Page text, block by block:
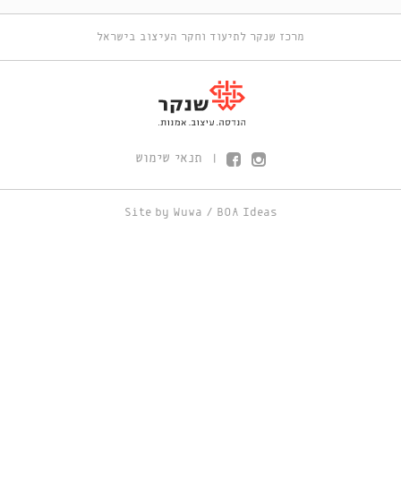
מרכז שנקר לתיעוד וחקר העיצוב בישראל
תנאי שימוש
Site by Wuwa / BOA Ideas